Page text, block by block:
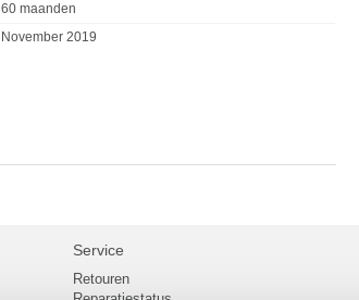
60 maanden
November 2019
Service
Retouren